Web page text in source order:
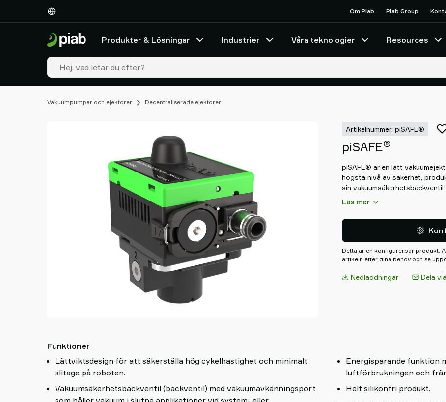
Om Piab Piab Group
Produkter & Lösningar Industrier Våra teknologier Resources
Vakuumpumpar och ejektorer Decentraliserade ejektorer
Artikelnummer: piSAFE®
piSAFE®
piSAFE® är en lätt
högsta nivå av säkerhet,
sin
baserade vakuumpumpen
piSAFE® särskilt lämplig för
såsom glas, karossmontering
Industrier nedan.
Läs mer
Detta är en konfigurerbar produkt.
artikeln efter dina behov och se
Nedladdningar Dela
Funktioner
Lättviktsdesign för att säkerställa hög cykelhastighet och minimalt
slitage på roboten.
Vakuumsäkerhetsbackventil (backventil) med vakuumavkänningsport
som håller vakuum i slutna applikationer vid system- eller
Energisparande funktion
luftförbrukningen och
Helt silikonfri produkt.
Produkter
Industrier
Resources